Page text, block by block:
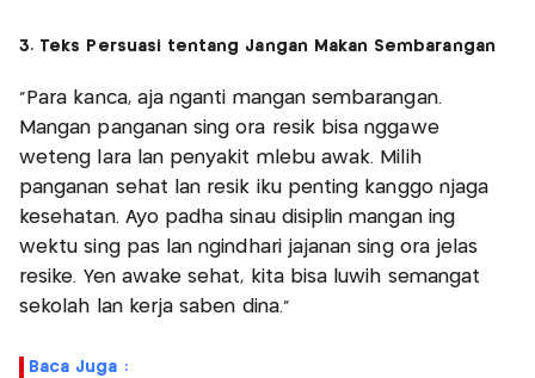
3. Teks Persuasi tentang Jangan Makan Sembarangan
"Para kanca, aja nganti mangan sembarangan.
Mangan panganan sing ora resik bisa nggawé
weteng lara lan penyakit mlebu awak. Milih
panganan sehat lan resik iku penting kanggo njaga
kesehatan. Ayo padha sinau disiplin mangan ing
wektu sing pas lan ngindhari jajanan sing ora jelas
resiké. Yen awake sehat, kita bisa luwih semangat
sekolah lan kerja saben dina."
Baca Juga :